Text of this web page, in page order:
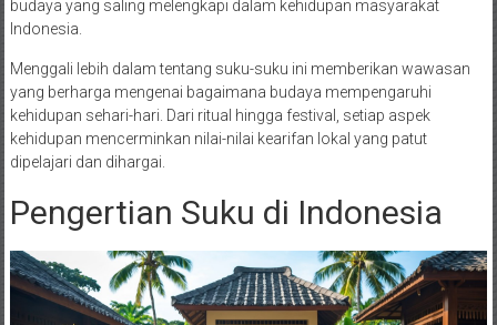
budaya yang saling melengkapi dalam kehidupan masyarakat
Indonesia.
Menggali lebih dalam tentang suku-suku ini memberikan wawasan
yang berharga mengenai bagaimana budaya mempengaruhi
kehidupan sehari-hari. Dari ritual hingga festival, setiap aspek
kehidupan mencerminkan nilai-nilai kearifan lokal yang patut
dipelajari dan dihargai.
Pengertian Suku di Indonesia